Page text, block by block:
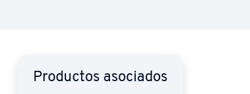
Productos asociados